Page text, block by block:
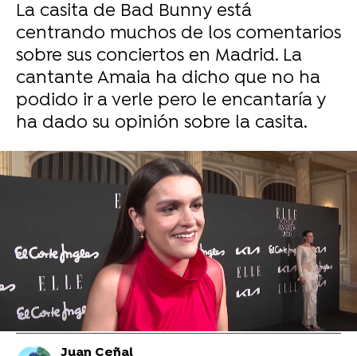
La casita de Bad Bunny está
centrando muchos de los comentarios
sobre sus conciertos en Madrid. La
cantante Amaia ha dicho que no ha
podido ir a verle pero le encantaría y
ha dado su opinión sobre la casita.
Europa Press
¿Cuánto facturará Bad Bunny con su gira
en España? Las cifras detrás del mayor
fenómeno musical del año
Juan Ceñal